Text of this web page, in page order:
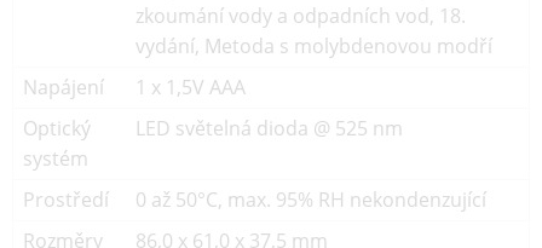
zkoumání vody a odpadních vod, 18.
vydání, Metoda s molybdenovou modří
Napájení
1 x 1,5V AAA
Optický
systém
LED světelná dioda @ 525 nm
Prostředí
0 až 50°C, max. 95% RH nekondenzující
Rozměry
86,0 x 61,0 x 37,5 mm